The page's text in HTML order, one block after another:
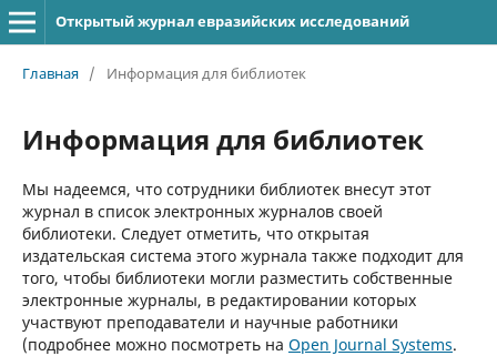
Открытый журнал евразийских исследований
Главная / Информация для библиотек
Информация для библиотек
Мы надеемся, что сотрудники библиотек внесут этот
журнал в список электронных журналов своей
библиотеки. Следует отметить, что открытая
издательская система этого журнала также подходит для
того, чтобы библиотеки могли разместить собственные
электронные журналы, в редактировании которых
участвуют преподаватели и научные работники
(подробнее можно посмотреть на Open Journal Systems.